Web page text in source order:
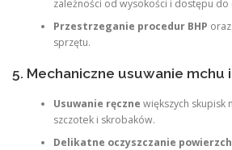
zależności od wysokości i dostępu do
Przestrzeganie procedur BHP
sprzętu.
5. Mechaniczne usuwanie mchu
Usuwanie ręczne większych skupisk
szczotek i skrobaków.
Delikatne oczyszczanie